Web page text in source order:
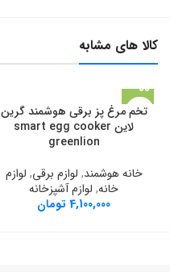
کالا های مشابه
تخم مرغ پز برقی هوشمند گرین
لاین smart egg cooker
greenlion
خانه هوشمند, لوازم برقی, لوازم
خانه, لوازم آشپزخانه
4,100,000 تومان